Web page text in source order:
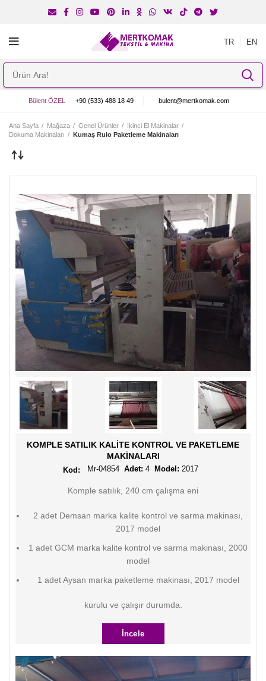
TR EN
Bülent ÖZEL +90 (533) 488 18 49 bulent@mertkomak.com
Ana Sayfa Mağaza Genel Ürünler
İkinci El Makinalar
Dokuma Makinaları
Kumaş Rulo Paketleme Makinaları
KOMPLE SATILIK KALITE KONTROL VE PAKETLEME
MAKINALARI
Adet: 4 Model: 2017
Mr-04854
Komple satılık, 240 cm çalışma eni
2 adet Demsan marka kalite kontrol ve sarma makinası,
2017 model
1 adet GCM marka kalite kontrol ve sarma makinası, 2000
model
1 adet Aysan marka paketleme makinası, 2017 model
kurulu ve çalışır durumda.
İncele